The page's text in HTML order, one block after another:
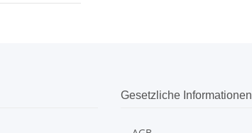
Gesetzliche Informationen